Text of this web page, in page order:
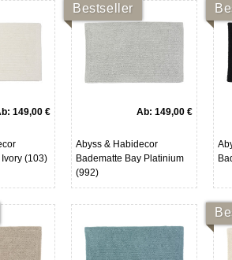
149,00 €
(103)
Bestseller
Ab: 149,00 €
Abyss & Habidecor
Badematte Bay Platinium
(992)